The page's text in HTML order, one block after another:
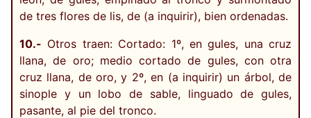
de tres flores de lis, de (a inquirir), bien ordenadas.
10.- Otros traen: Cortado: 1º, en gules, una cruz
llana, de oro; medio cortado de gules, con otra
cruz llana, de oro, y 2º, en (a inquirir) un árbol, de
sinople y un lobo de sable, linguado de gules,
pasante, al pie del tronco.